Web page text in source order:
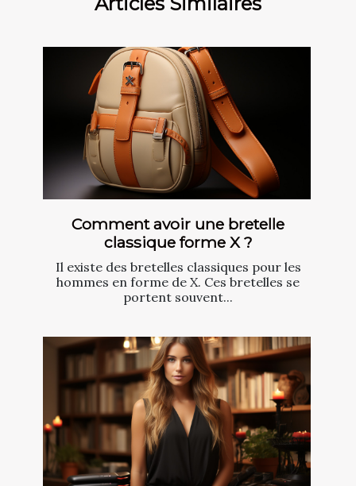
Comment avoir une bretelle
classique forme X ?
Il existe des bretelles classiques pour les
hommes en forme de X. Ces bretelles se
portent souvent...